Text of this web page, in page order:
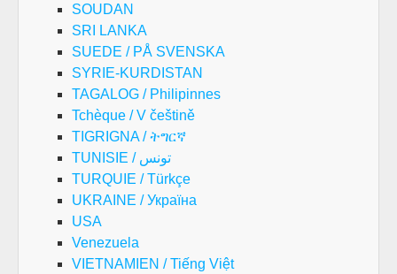
SOUDAN
SRI LANKA
SUEDE / PÅ SVENSKA
SYRIE-KURDISTAN
TAGALOG / Philipinnes
Tchèque / V češtině
TIGRIGNA / ትግርኛ
TUNISIE / تونس
TURQUIE / Türkçe
UKRAINE / Україна
USA
Venezuela
VIETNAMIEN / Tiếng Việt